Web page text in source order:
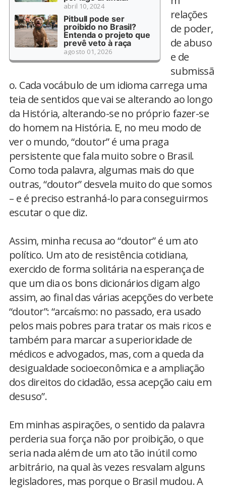
abril 10, 2024
Pitbull pode ser
proibido no Brasil?
Entenda o projeto que
prevê veto à raça
agosto 01, 2026
relações
de poder,
de abuso
e de
submissã
o. Cada vocábulo de um idioma carrega uma
teia de sentidos que vai se alterando ao longo
da História, alterando-se no próprio fazer-se
do homem na História. E, no meu modo de
ver o mundo, “doutor” é uma praga
persistente que fala muito sobre o Brasil.
Como toda palavra, algumas mais do que
outras, “doutor” desvela muito do que somos
– e é preciso estranhá-lo para conseguirmos
escutar o que diz.
Assim, minha recusa ao “doutor” é um ato
político. Um ato de resistência cotidiana,
exercido de forma solitária na esperança de
que um dia os bons dicionários digam algo
assim, ao final das várias acepções do verbete
“doutor”: “arcaísmo: no passado, era usado
pelos mais pobres para tratar os mais ricos e
também para marcar a superioridade de
médicos e advogados, mas, com a queda da
desigualdade socioeconômica e a ampliação
dos direitos do cidadão, essa acepção caiu em
desuso”.
Em minhas aspirações, o sentido da palavra
perderia sua força não por proibição, o que
seria nada além de um ato tão inútil como
arbitrário, na qual às vezes resvalam alguns
legisladores, mas porque o Brasil mudou. A